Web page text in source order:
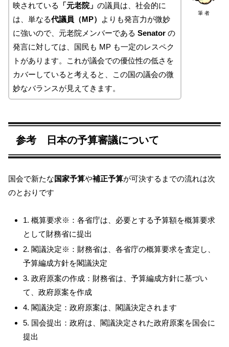
筆 者
映されている
「元老院」 の議員は、社会的に
は、単なる代議員（MP）
よりも発言力が微妙
に強いので、元老院メンバーである Senator の
発言に対しては、国民も MP も一定のレスペク
トがあります。これが議会での優位性の低さを
カバーしていると考えると、この国の議会の微
妙なバランスが見えてきます。
参考 日本の予算審議について
国会で新たな国家予算や補正予算が可決するまでの流れは次
のとおりです
1. 概算要求※：各省庁は、必要とする予算額を概算要求
として財務省に提出
2. 閣議決定※：財務省は、各省庁の概算要求を査定し、
予算編成方針を閣議決定
3. 政府原案の作成：財務省は、予算編成方針に基づい
て、政府原案を作成
4. 閣議決定：政府原案は、閣議決定されます
5. 国会提出：政府は、閣議決定された政府原案を国会に
提出